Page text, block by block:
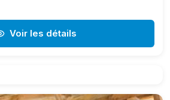
Voir les détails